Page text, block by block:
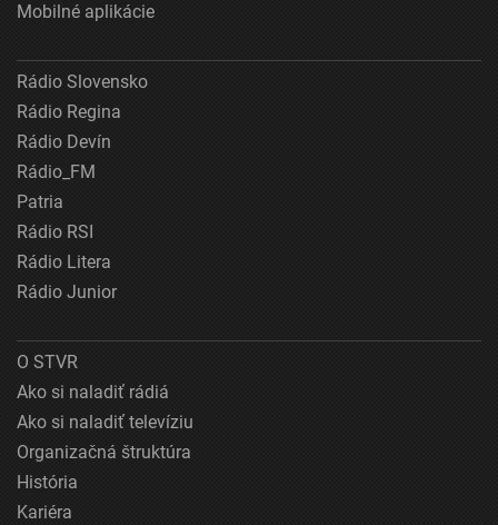
Mobilné aplikácie
Rádio Slovensko
Rádio Regina
Rádio Devín
Rádio_FM
Patria
Rádio RSI
Rádio Litera
Rádio Junior
O STVR
Ako si naladiť rádiá
Ako si naladiť televíziu
Organizačná štruktúra
História
Kariéra